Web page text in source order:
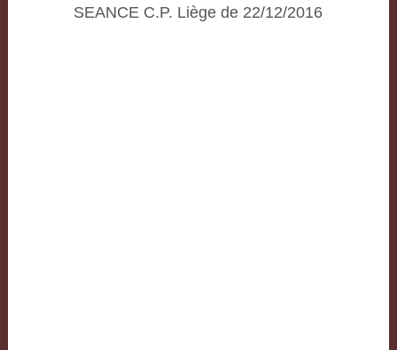
SEANCE C.P. Liège de 22/12/2016